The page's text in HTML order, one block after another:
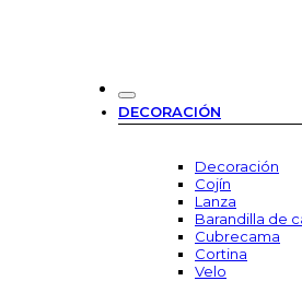
DECORACIÓN
Decoración
Cojín
Lanza
Barandilla de
Cubrecama
Cortina
Velo